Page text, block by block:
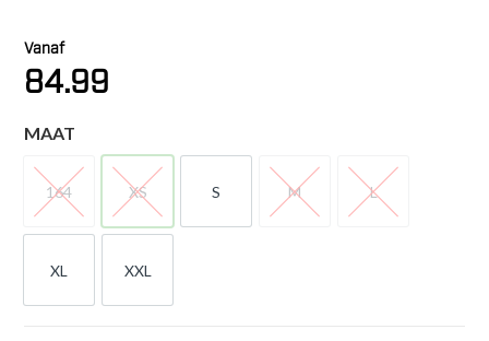
Vanaf
84.99
MAAT
164
164
XS
XS
S
S
M
M
L
L
XL
XL
XXL
XXL